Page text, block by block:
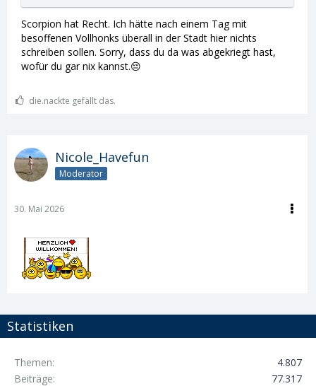
Scorpion hat Recht. Ich hätte nach einem Tag mit
besoffenen Vollhonks überall in der Stadt hier nichts
schreiben sollen. Sorry, dass du da was abgekriegt hast,
wofür du gar nix kannst.😔
die.nackte gefällt das.
Nicole_Havefun
Moderator
30. Mai 2026
Statistiken
Themen
4.807
Beiträge
77.317